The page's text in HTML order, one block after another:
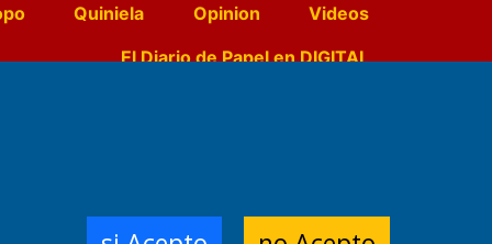
Quiniela Opinion
Videos
El Diario de Papel en DIGITAL